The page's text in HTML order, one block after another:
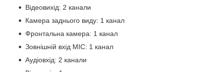
Відеовихід: 2 канали
Камера заднього виду: 1 канал
Фронтальна камера: 1 канал
Зовнішній вхід MIC: 1 канал
Аудіовхід: 2 канали